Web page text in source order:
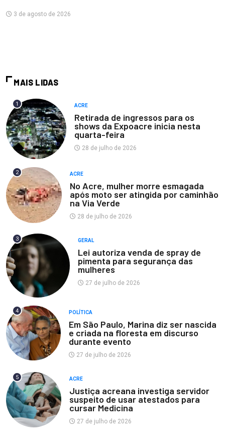
3 de agosto de 2026
MAIS LIDAS
1 ACRE
Retirada de ingressos para os
shows da Expoacre inicia nesta
quarta-feira
28 de julho de 2026
2 ACRE
No Acre, mulher morre esmagada
após moto ser atingida por caminhão
na Via Verde
28 de julho de 2026
3 GERAL
Lei autoriza venda de spray de
pimenta para segurança das
mulheres
27 de julho de 2026
4 POLÍTICA
Em São Paulo, Marina diz ser nascida
e criada na floresta em discurso
durante evento
27 de julho de 2026
5 ACRE
Justiça acreana investiga servidor
suspeito de usar atestados para
cursar Medicina
27 de julho de 2026